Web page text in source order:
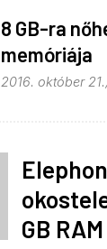
8 GB-ra
memóriája
2016. október
GB